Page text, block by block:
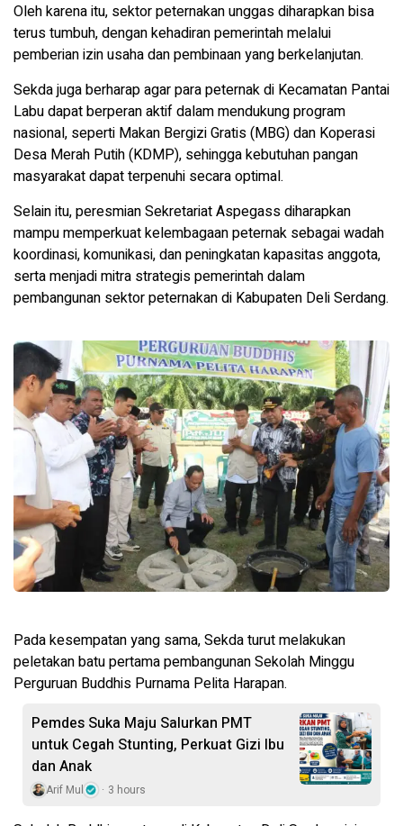
Oleh karena itu, sektor peternakan unggas diharapkan bisa
terus tumbuh, dengan kehadiran pemerintah melalui
pemberian izin usaha dan pembinaan yang berkelanjutan.
Sekda juga berharap agar para peternak di Kecamatan Pantai
Labu dapat berperan aktif dalam mendukung program
nasional, seperti Makan Bergizi Gratis (MBG) dan Koperasi
Desa Merah Putih (KDMP), sehingga kebutuhan pangan
masyarakat dapat terpenuhi secara optimal.
Selain itu, peresmian Sekretariat Aspegass diharapkan
mampu memperkuat kelembagaan peternak sebagai wadah
koordinasi, komunikasi, dan peningkatan kapasitas anggota,
serta menjadi mitra strategis pemerintah dalam
pembangunan sektor peternakan di Kabupaten Deli Serdang.
Pada kesempatan yang sama, Sekda turut melakukan
peletakan batu pertama pembangunan Sekolah Minggu
Perguruan Buddhis Purnama Pelita Harapan.
Pemdes Suka Maju Salurkan PMT
untuk Cegah Stunting, Perkuat Gizi Ibu
dan Anak
Arif Mul 3 hours